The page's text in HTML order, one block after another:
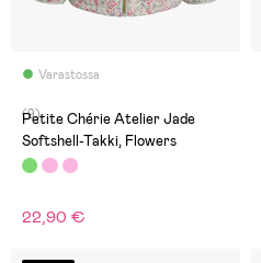
Varastossa
(9)
Petite Chérie Atelier Jade
Softshell-Takki, Flowers
22,90 €